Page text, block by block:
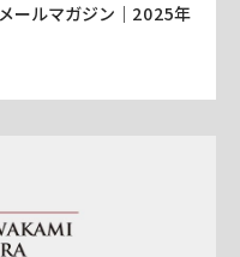
メールマガジン｜2025年